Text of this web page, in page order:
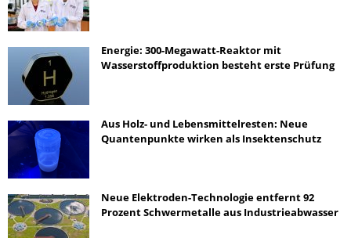
Energie: 300-Megawatt-Reaktor mit
Wasserstoffproduktion besteht erste Prüfung
Aus Holz- und Lebensmittelresten: Neue
Quantenpunkte wirken als Insektenschutz
Neue Elektroden-Technologie entfernt 92
Prozent Schwermetalle aus Industrieabwasser